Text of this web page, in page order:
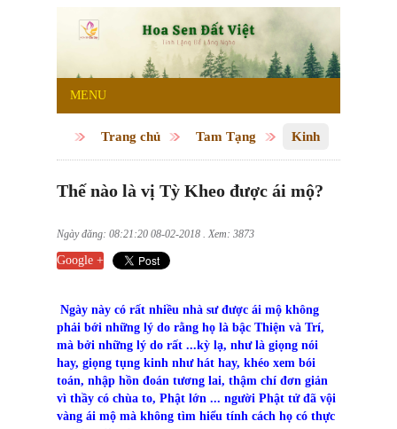
MENU
Trang chủ Tam Tạng Kinh
Thế nào là vị Tỳ Kheo được ái mộ?
Ngày đăng: 08:21:20 08-02-2018 . Xem: 3873
Google +
Ngày này có rất nhiều nhà sư được ái mộ không
phải bới những lý do rằng họ là bậc Thiện và Trí,
mà bởi những lý do rất ...kỳ lạ, như là giọng nói
hay, giọng tụng kinh như hát hay, khéo xem bói
toán, nhập hồn đoán tương lai, thậm chí đơn giản
vì thầy có chùa to, Phật lớn ... người Phật tử đã vội
vàng ái mộ mà không tìm hiểu tính cách họ có thực